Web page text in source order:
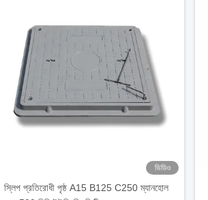
ভিডিও
স্লিপ প্রতিরোধী পৃষ্ঠ A15 B125 C250 ম্যানহোল